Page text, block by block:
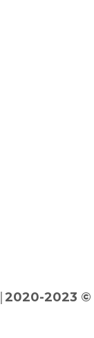
|2020-2023 ©